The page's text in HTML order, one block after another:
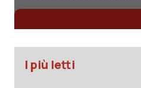
I più letti